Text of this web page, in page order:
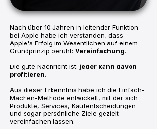
Nach über 10 Jahren in leitender Funktion
bei Apple habe ich verstanden, dass
Apple's Erfolg im Wesentlichen auf einem
Grundprinzip beruht: Vereinfachung.
Die gute Nachricht ist: jeder kann davon
profitieren.
Aus dieser Erkenntnis habe ich die Einfach-
Machen-Methode entwickelt, mit der sich
Produkte, Services, Kaufentscheidungen
und sogar persönliche Ziele gezielt
vereinfachen lassen.